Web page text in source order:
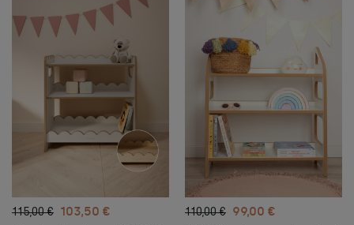
115,00 € 103,50 € 110,00 € 99,00 €